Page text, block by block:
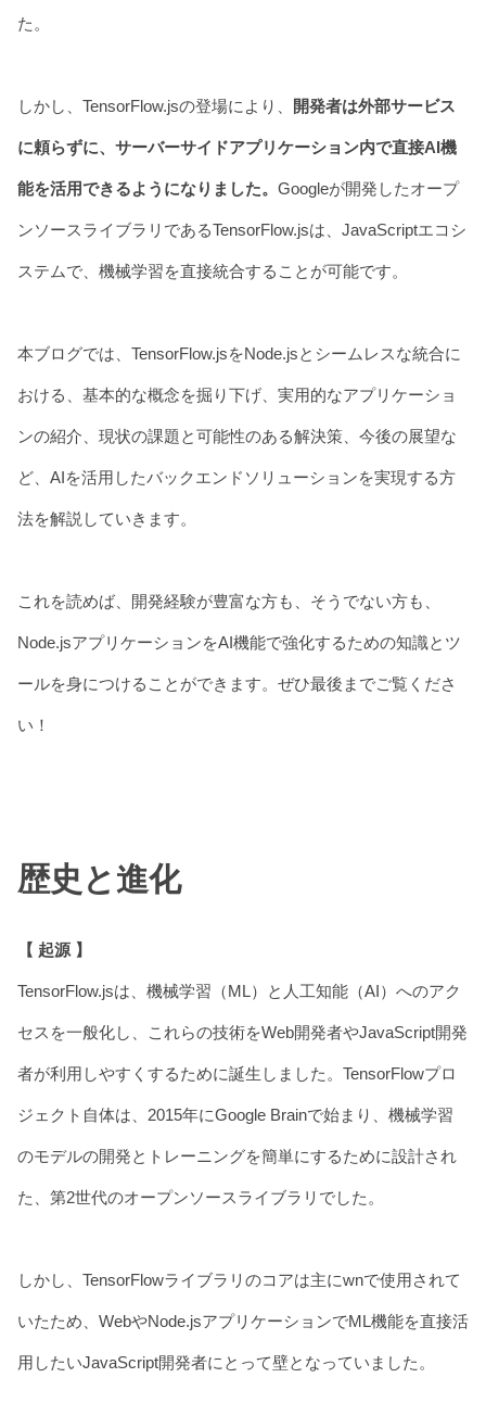
た。
しかし、TensorFlow.jsの登場により、 開発者は外部サービス
に頼らずに、サーバーサイドアプリケーション内で直接AI機
能を活用できるようになりました。 Googleが開発したオープ
ンソースライブラリであるTensorFlow.jsは、JavaScriptエコシ
ステムで、機械学習を直接統合することが可能です。
本ブログでは、TensorFlow.jsをNode.jsとシームレスな統合に
おける、基本的な概念を掘り下げ、実用的なアプリケーショ
ンの紹介、現状の課題と可能性のある解決策、今後の展望な
ど、AIを活用したバックエンドソリューションを実現する方
法を解説していきます。
これを読めば、開発経験が豊富な方も、そうでない方も、
Node.jsアプリケーションをAI機能で強化するための知識とツ
ールを身につけることができます。ぜひ最後までご覧くださ
い！
歴史と進化
【 起源 】
TensorFlow.jsは、機械学習（ML）と人工知能（AI）へのアク
セスを一般化し、これらの技術をWeb開発者やJavaScript開発
者が利用しやすくするために誕生しました。TensorFlowプロ
ジェクト自体は、2015年にGoogle Brainで始まり、機械学習
のモデルの開発とトレーニングを簡単にするために設計され
た、第2世代のオープンソースライブラリでした。
しかし、TensorFlowライブラリのコアは主にwnで使用されて
いたため、WebやNode.jsアプリケーションでML機能を直接活
用したいJavaScript開発者にとって壁となっていました。